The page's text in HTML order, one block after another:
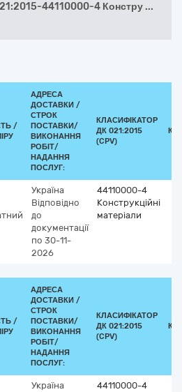
44110000-4 Констру ...
/
АДРЕСА
ДОСТАВКИ /
СТРОК
ПОСТАВКИ/
ВИКОНАННЯ
РОБІТ/
НАДАННЯ
ПОСЛУГ:
КЛАСИФІКАТОР
ДК 021:2015
(CPV)
Україна
Відповідно
до
документації
по 30-11-
2026
44110000-4
Конструкційні
матеріали
/
АДРЕСА
ДОСТАВКИ /
СТРОК
ПОСТАВКИ/
ВИКОНАННЯ
РОБІТ/
НАДАННЯ
ПОСЛУГ:
КЛАСИФІКАТОР
ДК 021:2015
(CPV)
Україна
44110000-4